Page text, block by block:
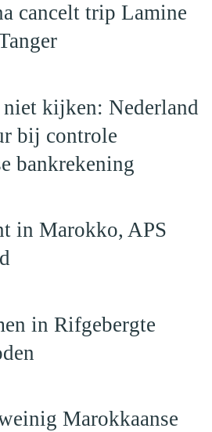
cancelt trip Lamine
kijken: Nederland
bij controle
bankrekening
in Marokko, APS
in Rifgebergte
Marokkaanse